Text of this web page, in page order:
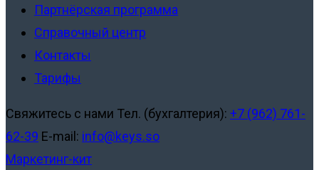
Партнёрская программа
Справочный центр
Контакты
Тарифы
Свяжитесь с нами Тел. (бухгалтерия): +7 (962) 761-
62-39 E-mail: info@keys.so
Маркетинг-кит